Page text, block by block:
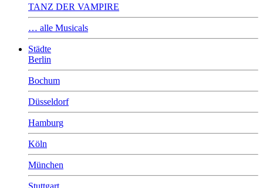
TANZ DER VAMPIRE
… alle Musicals
Städte
Berlin
Bochum
Düsseldorf
Hamburg
Köln
München
Stuttgart